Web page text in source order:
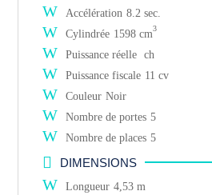
W Accélération 8.2 sec.
W Cylindrée 1598 cm3
W Puissance réelle ch
W Puissance fiscale 11 cv
W Couleur Noir
W Nombre de portes 5
W Nombre de places 5
 DIMENSIONS
W Longueur 4,53 m